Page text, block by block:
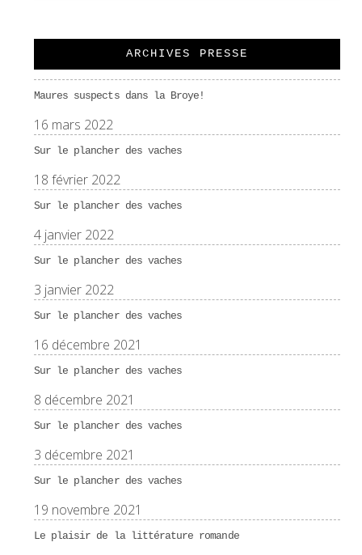
ARCHIVES PRESSE
Maures suspects dans la Broye!
16 mars 2022
Sur le plancher des vaches
18 février 2022
Sur le plancher des vaches
4 janvier 2022
Sur le plancher des vaches
3 janvier 2022
Sur le plancher des vaches
16 décembre 2021
Sur le plancher des vaches
8 décembre 2021
Sur le plancher des vaches
3 décembre 2021
Sur le plancher des vaches
19 novembre 2021
Le plaisir de la littérature romande